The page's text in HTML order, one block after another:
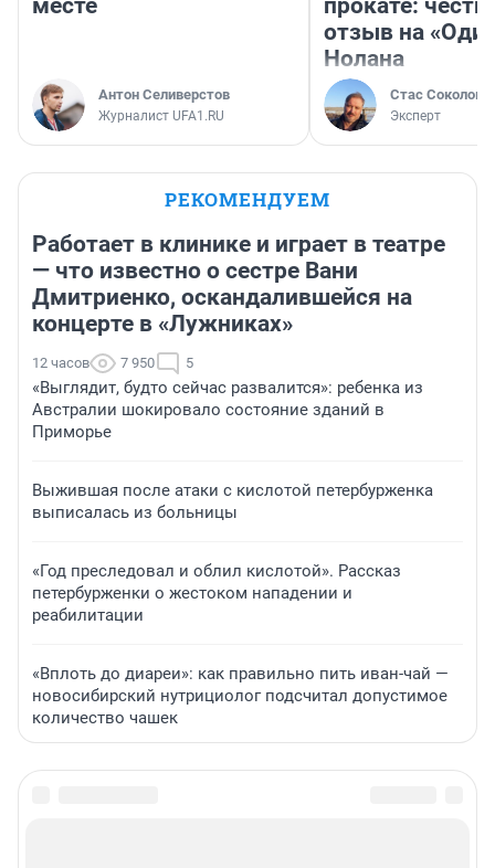
месте
Антон Селиверстов
Журналист UFA1.RU
прокате:
отзыв на
Нолана
Стас Соколов
Эксперт
РЕКОМЕНДУЕМ
Работает в клинике и играет в театре
— что известно о сестре Вани
Дмитриенко, оскандалившейся на
концерте в «Лужниках»
12 часов 7 950 5
«Выглядит, будто сейчас развалится»: ребенка из
Австралии шокировало состояние зданий в
Приморье
Выжившая после атаки с кислотой петербурженка
выписалась из больницы
«Год преследовал и облил кислотой». Рассказ
петербурженки о жестоком нападении и
реабилитации
«Вплоть до диареи»: как правильно пить иван-чай —
новосибирский нутрициолог подсчитал допустимое
количество чашек